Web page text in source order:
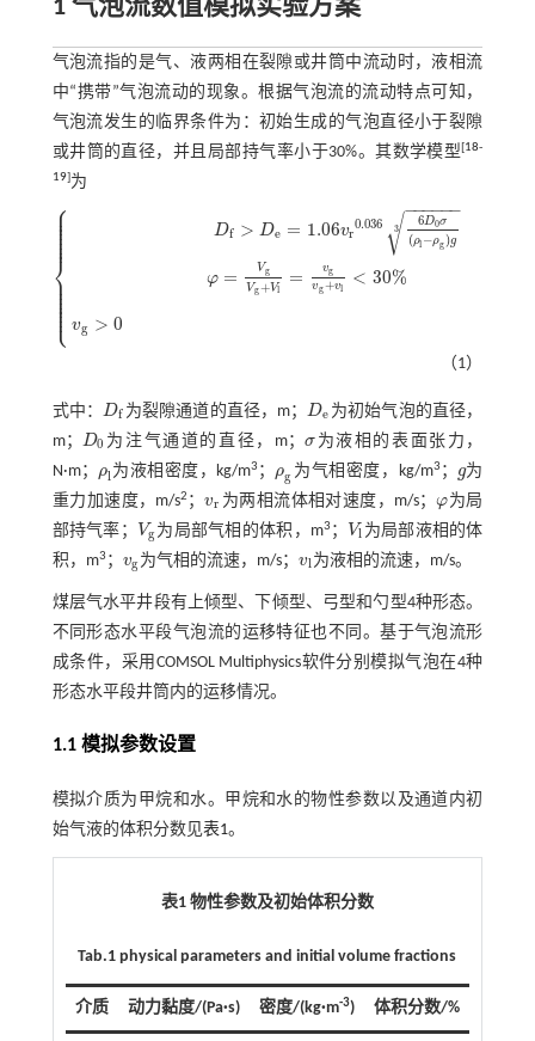
1 气泡流数值模拟实验方案
气泡流指的是气、液两相在裂隙或井筒中流动时，液相流
中“携带”气泡流动的现象。根据气泡流的流动特点可知，
气泡流发生的临界条件为：初始生成的气泡直径小于裂隙
或井筒的直径，并且局部持气率小于30%。其数学模型[18-
19]为
⎧
⎩
⎨
⎪
⎪
⎪⎪⎪⎪⎪
⎪
⎪
⎪⎪⎪⎪⎪⎪
⎪
Df > De = 1.06vr
0.036 6D0σ
(ρl −ρg)g
− −
−−−−
√
3
φ = Vg
Vg+Vl
= vg
vg+vl
< 30%
vg > 0
D 0σ (ρl ρg)g3φ=V gVg+V l=v gvg+v
（1）
式中：Df
Df 为裂隙通道的直径，m；De
De 为初始气泡的直径，
m； D0
D0 为注气通道的直径，m； σ
σ为液相的表面张力，
N·m；
ρl
ρl 为液相密度，kg/m3 ； ρg
ρg 为气相密度，kg/m3 ； g
g为
重力加速度，m/s2 ；vr
vr 为两相流体相对速度，m/s；φ
φ为局
部持气率；
Vg
Vg 为局部气相的体积，m3 ； Vl
Vl 为局部液相的体
积，m3 ； vg
vg为气相的流速，m/s；vl
vl 为液相的流速，m/s。
煤层气水平井段有上倾型、下倾型、弓型和勺型4种形态。
不同形态水平段气泡流的运移特征也不同。基于气泡流形
成条件，采用COMSOL Multiphysics软件分别模拟气泡在4种
形态水平段井筒内的运移情况。
1.1 模拟参数设置
模拟介质为甲烷和水。甲烷和水的物性参数以及通道内初
始气液的体积分数见表1。
表1 物性参数及初始体积分数
Tab.1 physical parameters and initial volume fractions
介质 动力黏度/(Pa·s) 密度/(kg·m-3) 体积分数/%